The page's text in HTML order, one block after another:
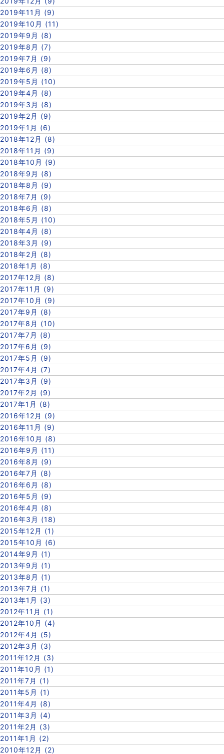
2019年11月 (9)
2019年10月 (11)
2019年9月 (8)
2019年8月 (7)
2019年7月 (9)
2019年6月 (8)
2019年5月 (10)
2019年4月 (8)
2019年3月 (8)
2019年2月 (9)
2019年1月 (6)
2018年12月 (8)
2018年11月 (9)
2018年10月 (9)
2018年9月 (8)
2018年8月 (9)
2018年7月 (9)
2018年6月 (8)
2018年5月 (10)
2018年4月 (8)
2018年3月 (9)
2018年2月 (8)
2018年1月 (8)
2017年12月 (8)
2017年11月 (9)
2017年10月 (9)
2017年9月 (8)
2017年8月 (10)
2017年7月 (8)
2017年6月 (9)
2017年5月 (9)
2017年4月 (7)
2017年3月 (9)
2017年2月 (9)
2017年1月 (8)
2016年12月 (9)
2016年11月 (9)
2016年10月 (8)
2016年9月 (11)
2016年8月 (9)
2016年7月 (8)
2016年6月 (8)
2016年5月 (9)
2016年4月 (8)
2016年3月 (18)
2015年12月 (1)
2015年10月 (6)
2014年9月 (1)
2013年9月 (1)
2013年8月 (1)
2013年7月 (1)
2013年1月 (3)
2012年11月 (1)
2012年10月 (4)
2012年4月 (5)
2012年3月 (3)
2011年12月 (3)
2011年10月 (1)
2011年7月 (1)
2011年5月 (1)
2011年4月 (8)
2011年3月 (4)
2011年2月 (3)
2011年1月 (2)
2010年12月 (2)